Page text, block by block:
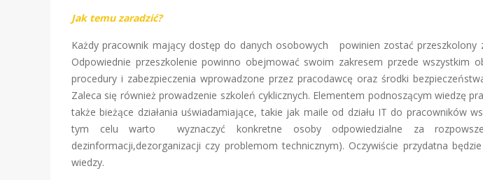
Jak temu zaradzić?
Każdy pracownik mający dostęp do danych osobowych powinien zostać przeszkolony
Odpowiednie przeszkolenie powinno obejmować swoim zakresem przede wszystkim
procedury i zabezpieczenia wprowadzone przez pracodawcę oraz środki
Zaleca się również prowadzenie szkoleń cyklicznych. Elementem podnoszącym wiedzę
także bieżące działania uświadamiające, takie jak maile od działu IT do pracowników
tym celu warto wyznaczyć konkretne osoby odpowiedzialne za
dezinformacji,dezorganizacji czy problemom technicznym). Oczywiście przydatna
wiedzy.